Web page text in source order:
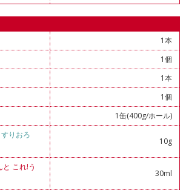
1本
1個
1本
1個
1缶(400g/ホール)
りおろ
10g
これ!う
30ml